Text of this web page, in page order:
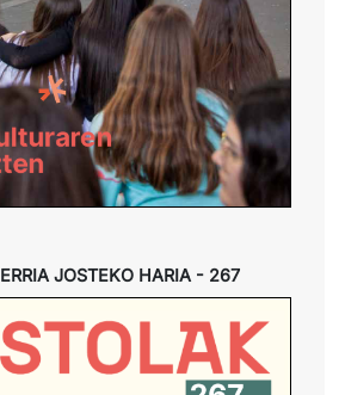
JOSTEKO HARIA - 267